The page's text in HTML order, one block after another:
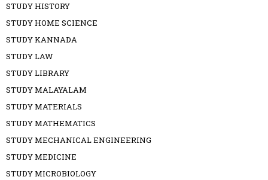
STUDY HISTORY
STUDY HOME SCIENCE
STUDY KANNADA
STUDY LAW
STUDY LIBRARY
STUDY MALAYALAM
STUDY MATERIALS
STUDY MATHEMATICS
STUDY MECHANICAL ENGINEERING
STUDY MEDICINE
STUDY MICROBIOLOGY